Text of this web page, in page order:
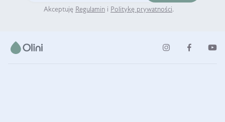
Akceptuję Regulamin i Politykę prywatności.